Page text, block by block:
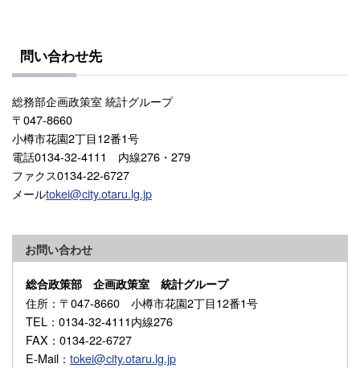
問い合わせ先
総務部企画政策室 統計グループ
〒047-8660
小樽市花園2丁目12番1号
電話0134-32-4111 内線276・279
ファクス0134-22-6727
メールtokei@city.otaru.lg.jp
お問い合わせ
総合政策部 企画政策室 統計グループ
住所 ：〒047-8660 小樽市花園2丁目12番1号
TEL ：0134-32-4111内線276
FAX ：0134-22-6727
E-Mail ： tokei@city.otaru.lg.jp